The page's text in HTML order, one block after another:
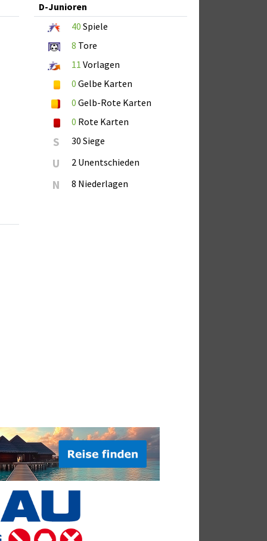
D-Junioren
40 Spiele
8 Tore
11 Vorlagen
0 Gelbe Karten
0 Gelb-Rote Karten
0 Rote Karten
S 30 Siege
U 2 Unentschieden
N 8 Niederlagen